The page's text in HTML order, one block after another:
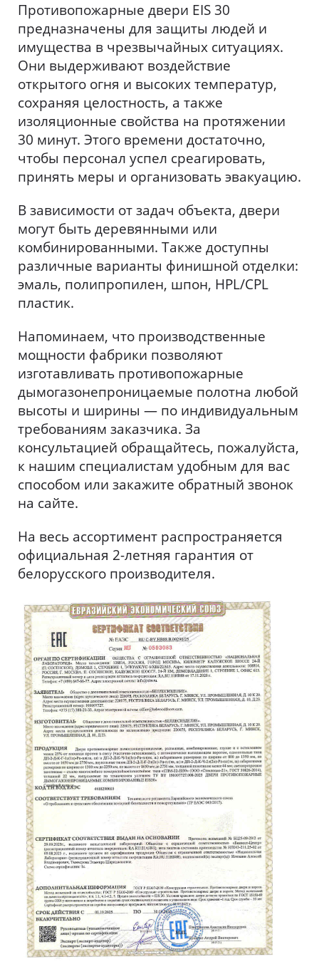
Противопожарные двери EIS 30
предназначены для защиты людей и
имущества в чрезвычайных ситуациях.
Они выдерживают воздействие
открытого огня и высоких температур,
сохраняя целостность, а также
изоляционные свойства на протяжении
30 минут. Этого времени достаточно,
чтобы персонал успел среагировать,
принять меры и организовать эвакуацию.
В зависимости от задач объекта, двери
могут быть деревянными или
комбинированными. Также доступны
различные варианты финишной отделки:
эмаль, полипропилен, шпон, HPL/CPL
пластик.
Напоминаем, что производственные
мощности фабрики позволяют
изготавливать противопожарные
дымогазонепроницаемые полотна любой
высоты и ширины — по индивидуальным
требованиям заказчика. За
консультацией обращайтесь, пожалуйста,
к нашим специалистам удобным для вас
способом или закажите обратный звонок
на сайте.
На весь ассортимент распространяется
официальная 2-летняя гарантия от
белорусского производителя.